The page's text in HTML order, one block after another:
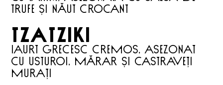
trufe și năut crocant
TZATZIKI
Iaurt grecesc cremos, asezonat
cu usturoi, mărar și castraveți
murați